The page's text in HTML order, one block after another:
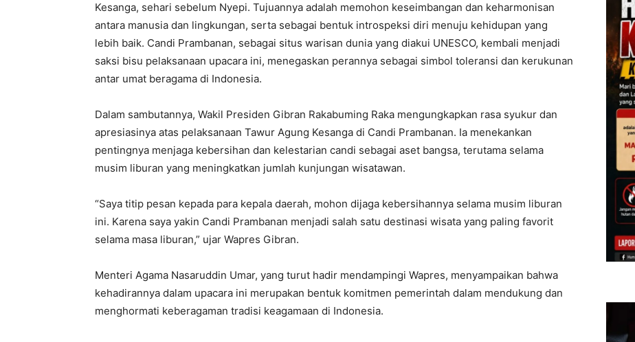
Kesanga, sehari sebelum Nyepi. Tujuannya adalah memohon keseimbangan dan keharmonisan
antara manusia dan lingkungan, serta sebagai bentuk introspeksi diri menuju kehidupan yang
lebih baik. Candi Prambanan, sebagai situs warisan dunia yang diakui UNESCO, kembali menjadi
saksi bisu pelaksanaan upacara ini, menegaskan perannya sebagai simbol toleransi dan kerukunan
antar umat beragama di Indonesia.
Dalam sambutannya, Wakil Presiden Gibran Rakabuming Raka mengungkapkan rasa syukur dan
apresiasinya atas pelaksanaan Tawur Agung Kesanga di Candi Prambanan. Ia menekankan
pentingnya menjaga kebersihan dan kelestarian candi sebagai aset bangsa, terutama selama
musim liburan yang meningkatkan jumlah kunjungan wisatawan.
“Saya titip pesan kepada para kepala daerah, mohon dijaga kebersihannya selama musim liburan
ini. Karena saya yakin Candi Prambanan menjadi salah satu destinasi wisata yang paling favorit
selama masa liburan,” ujar Wapres Gibran.
Menteri Agama Nasaruddin Umar, yang turut hadir mendampingi Wapres, menyampaikan bahwa
kehadirannya dalam upacara ini merupakan bentuk komitmen pemerintah dalam mendukung dan
menghormati keberagaman tradisi keagamaan di Indonesia.